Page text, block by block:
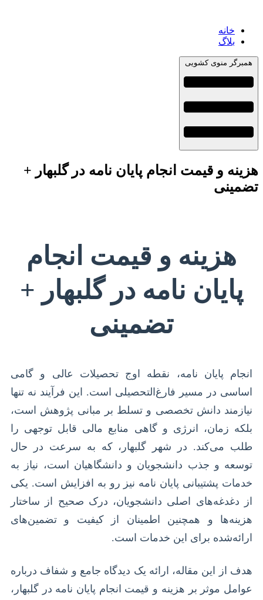
خانه
بلاگ
همبرگر منوی کشویی
هزینه و قیمت انجام پایان نامه در گلبهار +
تضمینی
هزینه و قیمت انجام
پایان نامه در گلبهار +
تضمینی
انجام پایان نامه، نقطه اوج تحصیلات عالی و گامی
اساسی در مسیر فارغ‌التحصیلی است. این فرآیند نه تنها
نیازمند دانش تخصصی و تسلط بر مبانی پژوهش است،
بلکه زمان، انرژی و گاهی منابع مالی قابل توجهی را
طلب می‌کند. در شهر گلبهار، که به سرعت در حال
توسعه و جذب دانشجویان و دانشگاهیان است، نیاز به
خدمات پشتیبانی پایان نامه نیز رو به افزایش است. یکی
از دغدغه‌های اصلی دانشجویان، درک صحیح از ساختار
هزینه‌ها و همچنین اطمینان از کیفیت و تضمین‌های
ارائه‌شده برای این خدمات است.
هدف از این مقاله، ارائه یک دیدگاه جامع و شفاف درباره
عوامل موثر بر هزینه و قیمت انجام پایان نامه در گلبهار،